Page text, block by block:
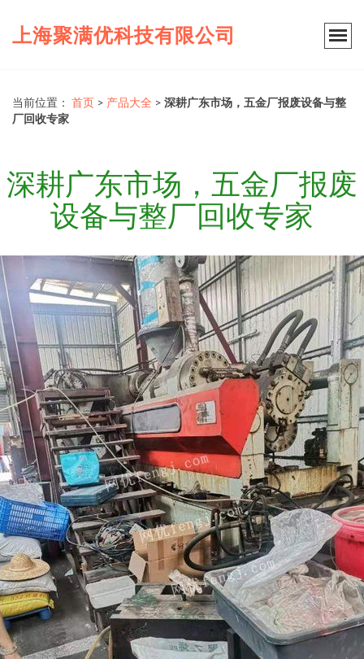
上海聚满优科技有限公司
当前位置： 首页 > 产品大全 > 深耕广东市场，五金厂报废设备与整
厂回收专家
深耕广东市场，五金厂报废
设备与整厂回收专家